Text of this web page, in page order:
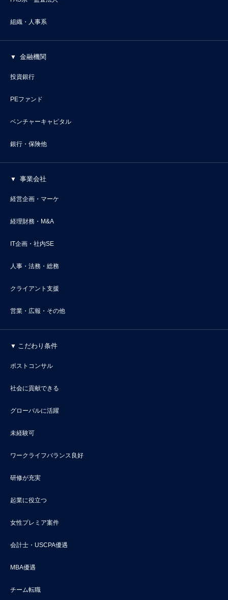
組織・人事系
金融機関
投資銀行
PEファンド
ベンチャーキャピタル
銀行・保険他
事業会社
経営企画・マーケ
経理財務・M&A
IT企画・社内SE
人事・法務・総務
クライアント支援
営業・広報・その他
こだわり条件
ポストコンサル
社会に貢献できる
グローバルに活躍
未経験可
ワークライフバランス良好
研修が充実
起業に役立つ
女性プレミア案件
会計士・USCPA優遇
MBA優遇
チーム転職